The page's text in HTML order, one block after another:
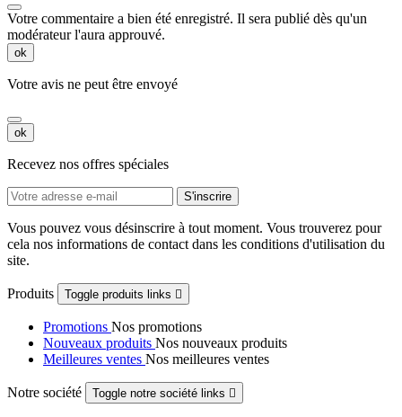
Votre commentaire a bien été enregistré. Il sera publié dès qu'un
modérateur l'aura approuvé.
ok
Votre avis ne peut être envoyé
ok
Recevez nos offres spéciales
Vous pouvez vous désinscrire à tout moment. Vous trouverez pour
cela nos informations de contact dans les conditions d'utilisation du
site.
Produits Toggle produits links 
Promotions Nos promotions
Nouveaux produits Nos nouveaux produits
Meilleures ventes Nos meilleures ventes
Notre société Toggle notre société links 